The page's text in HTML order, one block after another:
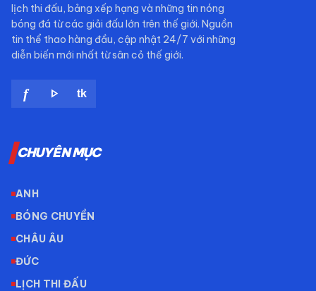
lịch thi đấu, bảng xếp hạng và những tin nóng
bóng đá từ các giải đấu lớn trên thế giới. Nguồn
tin thể thao hàng đầu, cập nhật 24/7 với những
diễn biến mới nhất từ sân cỏ thế giới.
f play_arrow tk
CHUYÊN MỤC
ANH
BÓNG CHUYỀN
CHÂU ÂU
ĐỨC
LỊCH THI ĐẤU